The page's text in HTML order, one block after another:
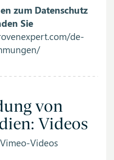
zum Datenschutz
Sie
de-
von
Videos
Videos